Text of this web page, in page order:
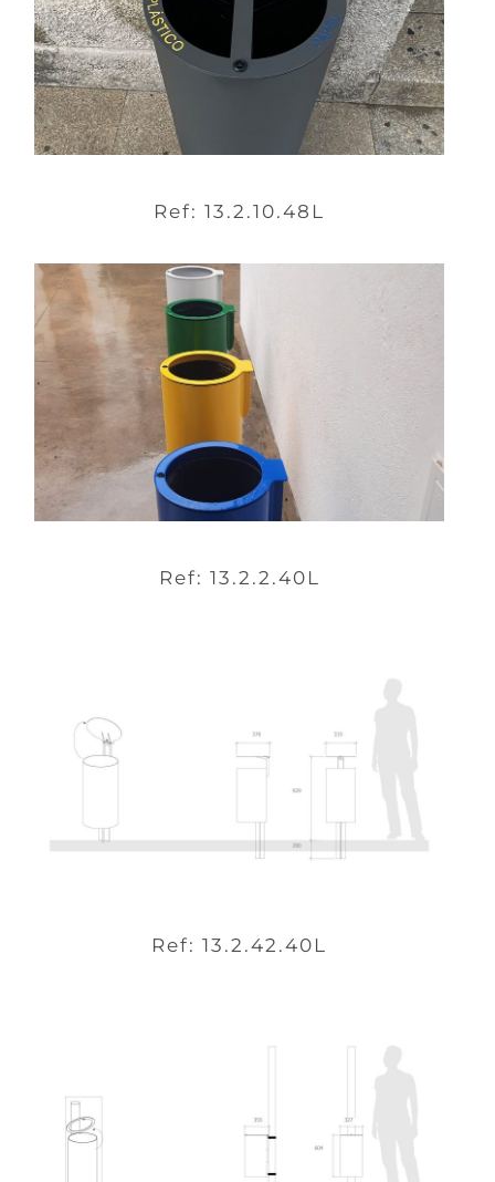
Ref: 13.2.10.48L
Ref: 13.2.2.40L
Ref: 13.2.42.40L